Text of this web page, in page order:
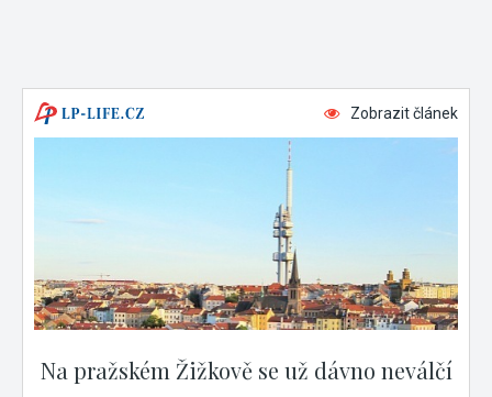
Zobrazit článek
Na pražském Žižkově se už dávno neválčí